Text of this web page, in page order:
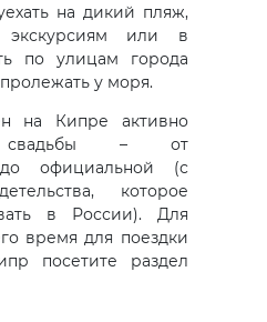
на дикий пляж,
экскурсиям или в
по улицам города
у моря.
на Кипре активно
свадьбы – от
до официальной (с
которое
в России). Для
время для поездки
посетите раздел